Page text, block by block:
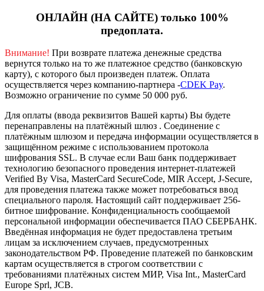
ОНЛАЙН (НА САЙТЕ) только 100%
предоплата.
Внимание! При возврате платежа денежные средства
вернутся только на то же платежное средство (банковскую
карту), с которого был произведен платеж. Оплата
осуществляется через компанию-партнера -CDEK Pay.
Возможно ограничение по сумме 50 000 руб.
Для оплаты (ввода реквизитов Вашей карты) Вы будете
перенаправлены на платёжный шлюз . Соединение с
платёжным шлюзом и передача информации осуществляется в
защищённом режиме с использованием протокола
шифрования SSL. В случае если Ваш банк поддерживает
технологию безопасного проведения интернет-платежей
Verified By Visa, MasterCard SecureCode, MIR Accept, J-Secure,
для проведения платежа также может потребоваться ввод
специального пароля. Настоящий сайт поддерживает 256-
битное шифрование. Конфиденциальность сообщаемой
персональной информации обеспечивается ПАО СБЕРБАНК.
Введённая информация не будет предоставлена третьим
лицам за исключением случаев, предусмотренных
законодательством РФ. Проведение платежей по банковским
картам осуществляется в строгом соответствии с
требованиями платёжных систем МИР, Visa Int., MasterCard
Europe Sprl, JCB.